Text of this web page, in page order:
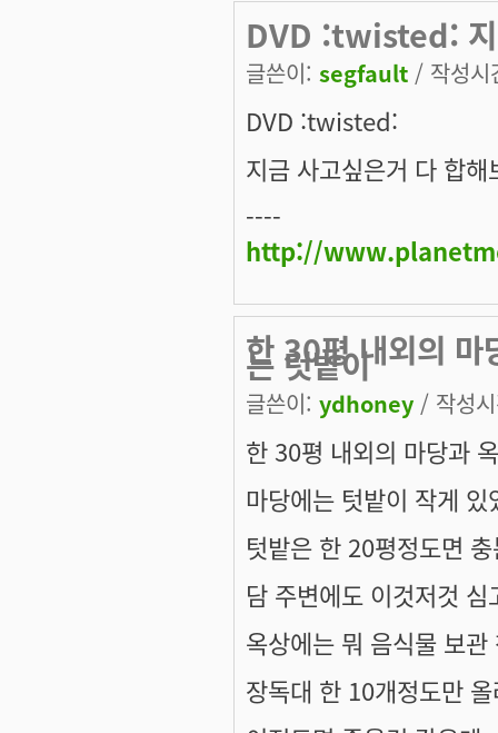
DVD :twisted: 지
글쓴이: segfault / 작성
DVD :twisted:
지금 사고싶은거 다 합
----
http://
한 30평 내외의 마
는 텃밭이
글쓴이: ydhoney / 작성
한 30평 내외의 마당과
마당에는 텃밭이 작게
텃밭은 한 20평정도면
담 주변에도 이것저것
옥상에는 뭐 음식물 보
장독대 한 10개정도만